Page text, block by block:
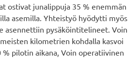
ostivat junalippuja 35 % enemmän
asemilla. Yhteistyö hyödytti myös
asennettiin pysäköintitelineet. Voin
kilometrien kohdalla kasvoi
pilotin aikana, Voin operatiivinen